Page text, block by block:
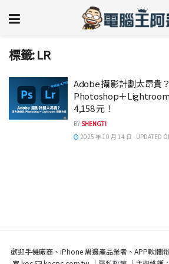
標籤:LR
Adobe 攝影計劃太昂貴
Photoshop＋
4,158 元！
BYSHENGTI
2025 年 10 月 14 日 - UPDATED
歡迎手機廠商、iPhone 周邊產品業者、APP軟體